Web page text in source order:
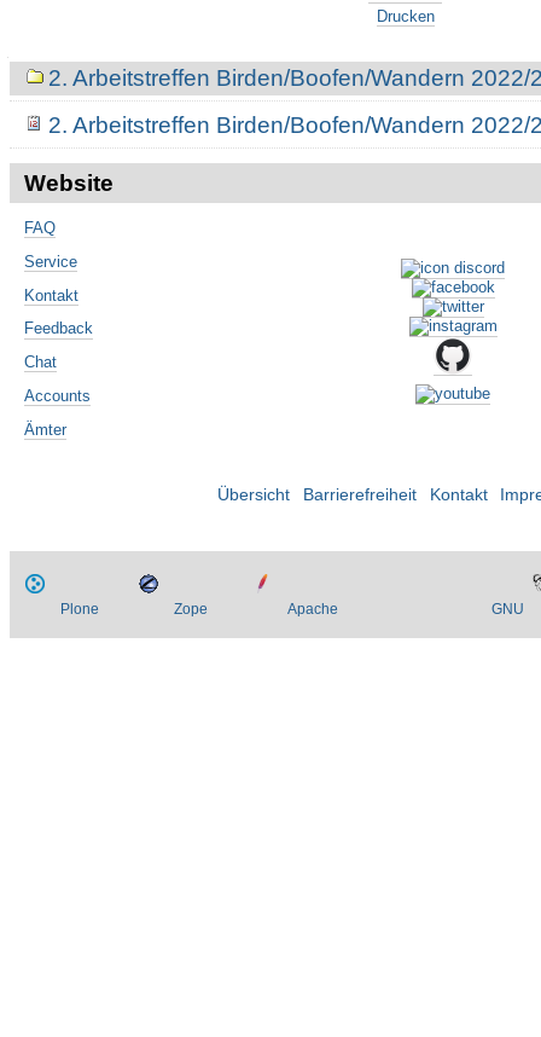
Drucken
Navigation2. Arbeitstreffen Birden/Boofen/Wandern 2022/
2. Arbeitstreffen Birden/Boofen/Wandern 2022/
Website
FAQ
Service
Kontakt
Feedback
Chat
Accounts
Ämter
Übersicht Barrierefreiheit Kontakt
Plone Zope Apache GNU